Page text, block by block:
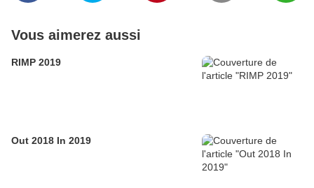
Vous aimerez aussi
RIMP 2019
Out 2018 In 2019